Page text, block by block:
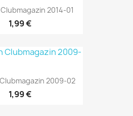
2014-01
1,99 €
2009-02
1,99 €